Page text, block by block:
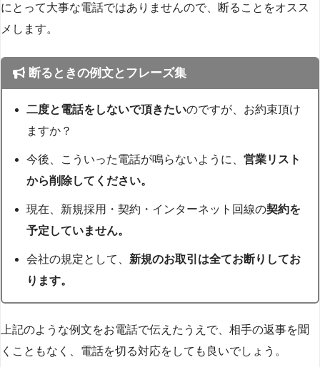
にとって大事な電話ではありませんので、断ることをオスス
メします。
断るときの例文とフレーズ集
二度と電話をしないで頂きたいのですが、お約束頂け
ますか？
今後、こういった電話が鳴らないように、営業リスト
から削除してください。
現在、新規採用・契約・インターネット回線の契約を
予定していません。
会社の規定として、 新規のお取引は全てお断りしてお
ります。
上記のような例文をお電話で伝えたうえで、相手の返事を聞
くこともなく、電話を切る対応をしても良いでしょう。